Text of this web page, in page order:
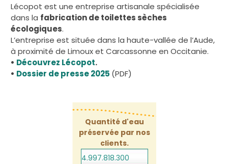
Lécopot est une entreprise artisanale spécialisée
dans la fabrication de toilettes sèches
écologiques.
L’entreprise est située dans la haute-vallée de l’Aude,
à proximité de Limoux et Carcassonne en Occitanie.
• Découvrez Lécopot.
• Dossier de presse 2025 (PDF)
Quantité d'eau
préservée par nos
clients.
4.997.818.322